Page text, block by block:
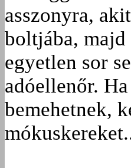
asszonyra,
boltjába,
egyetlen sor
adóellenőr.
bemehetnek,